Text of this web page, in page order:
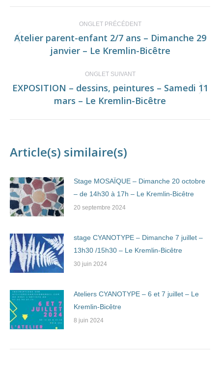
Navigation
de
commentaire
ONGLET PRÉCÉDENT
Onglet
précédent
Atelier parent-enfant 2/7 ans – Dimanche 29
janvier – Le Kremlin-Bicêtre
ONGLET SUIVANT
Onglet
suivant
EXPOSITION – dessins, peintures – Samedi 11
mars – Le Kremlin-Bicêtre
Article(s) similaire(s)
Stage MOSAÏQUE – Dimanche 20 octobre
– de 14h30 à 17h – Le Kremlin-Bicêtre
20 septembre 2024
stage CYANOTYPE – Dimanche 7 juillet –
13h30 /15h30 – Le Kremlin-Bicêtre
30 juin 2024
Ateliers CYANOTYPE – 6 et 7 juillet – Le
Kremlin-Bicêtre
8 juin 2024